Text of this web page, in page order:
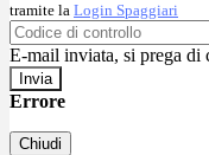
tramite la Login Spaggiari
E-mail inviata, si prega di
Errore
Chiudi